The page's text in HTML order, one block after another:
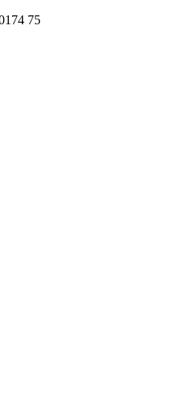
75